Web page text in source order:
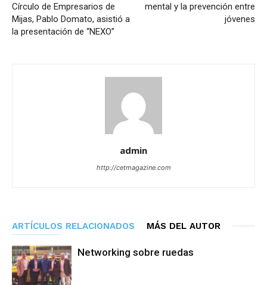
Círculo de Empresarios de
Mijas, Pablo Domato, asistió a
la presentación de “NEXO”
mental y la prevención entre
jóvenes
admin
http://cetmagazine.com
ARTÍCULOS RELACIONADOS MÁS DEL AUTOR
Networking sobre ruedas